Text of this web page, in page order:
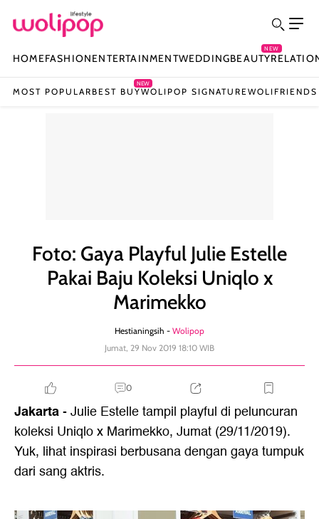
HOMEFASHIONENTERTAINMENTWEDDINGBEAUTY
NEW
MOST POPULAR BEST BUY
NEW
WOLIPOP SIGNATUREWOLIFRIENDS
Foto: Gaya Playful Julie Estelle
Pakai Baju Koleksi Uniqlo x
Marimekko
Hestianingsih - Wolipop
Jumat, 29 Nov 2019 18:10 WIB
0
Jakarta- Julie Estelle tampil playful di peluncuran
koleksi Uniqlo x Marimekko, Jumat (29/11/2019).
Yuk, lihat inspirasi berbusana dengan gaya tumpuk
dari sang aktris.